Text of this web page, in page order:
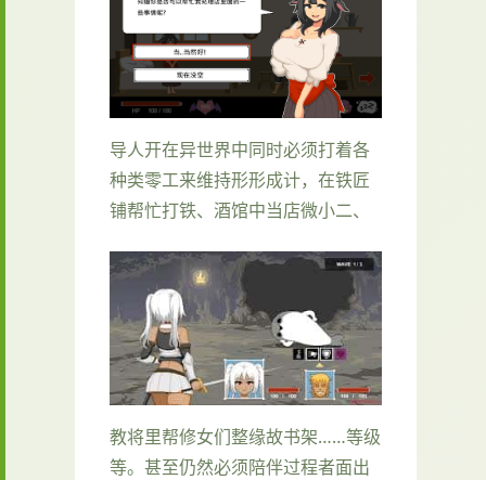
导人开在异世界中同时必须打着各
种类零工来维持形形成计，在铁匠
铺帮忙打铁、酒馆中当店微小二、
教将里帮修女们整缘故书架……等级
等。甚至仍然必须陪伴过程者面出